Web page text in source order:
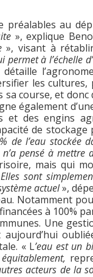
au
», explique
», visant à
permet à l’échelle
détaille
les
course, et
également
et des engins
de stockage
de l’eau stockée
pensé à mettre
mais qui
Elles sont
actuel»,
Notamment
à 100%
Une
« L’eau est un
acteurs de la